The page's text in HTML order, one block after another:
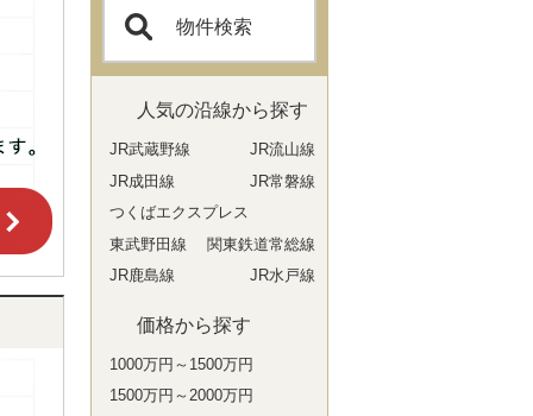
物件検索
人気の沿線から探す
JR武蔵野線
JR流山線
JR成田線
JR常磐線
つくばエクスプレス
東武野田線
関東鉄道常総線
JR鹿島線
JR水戸線
価格から探す
1000万円～1500万円
1500万円～2000万円